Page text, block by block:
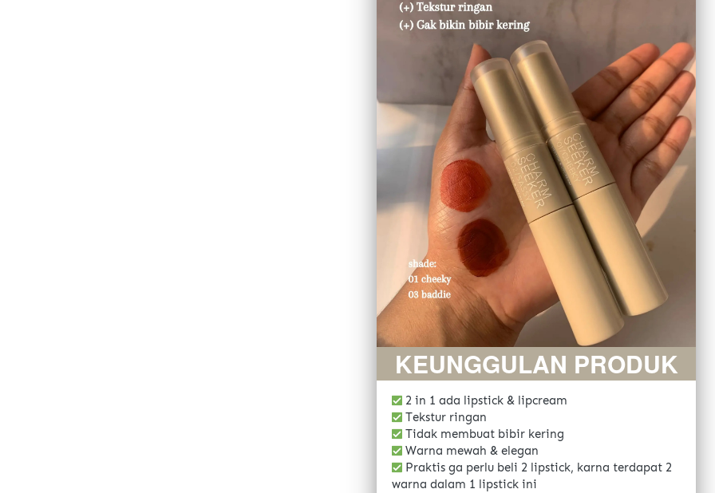
KEUNGGULAN PRODUK
2 in 1 ada lipstick & lipcream
Tekstur ringan
Tidak membuat bibir kering
Warna mewah & elegan
Praktis ga perlu beli 2 lipstick, karna terdapat 2
warna dalam 1 lipstick ini